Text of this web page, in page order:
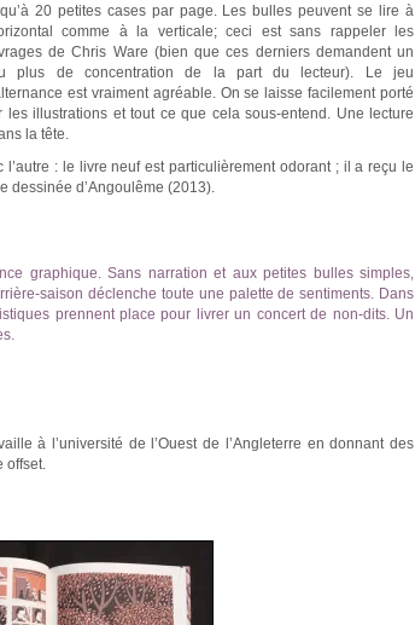
20 petites cases par page. Les bulles peuvent se lire à
comme à la verticale; ceci est sans rappeler les
de Chris Ware (bien que ces derniers demandent un
plus de concentration de la part du lecteur). Le jeu
est vraiment agréable. On se laisse facilement porté
les illustrations et tout ce que cela sous-entend. Une lecture
la tête.
l’autre : le livre neuf est particulièrement odorant ; il a reçu le
dessinée d’Angoulême (2013).
graphique. Sans narration et aux petites bulles simples,
saison déclenche toute une palette de sentiments. Dans
prennent place pour livrer un concert de non-dits. Un
à l’université de l’Ouest de l’Angleterre en donnant des
offset.